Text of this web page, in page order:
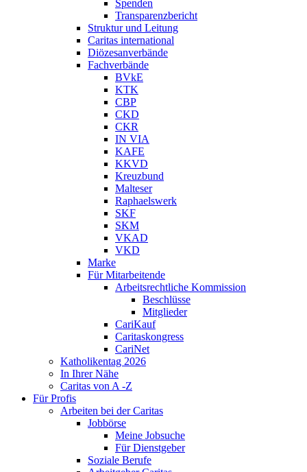
Spenden
Transparenzbericht
Struktur und Leitung
Caritas international
Diözesanverbände
Fachverbände
BVkE
KTK
CBP
CKD
CKR
IN VIA
KAFE
KKVD
Kreuzbund
Malteser
Raphaelswerk
SKF
SKM
VKAD
VKD
Marke
Für Mitarbeitende
Arbeitsrechtliche Kommission
Beschlüsse
Mitglieder
CariKauf
Caritaskongress
CariNet
Katholikentag 2026
In Ihrer Nähe
Caritas von A -Z
Für Profis
Arbeiten bei der Caritas
Jobbörse
Meine Jobsuche
Für Dienstgeber
Soziale Berufe